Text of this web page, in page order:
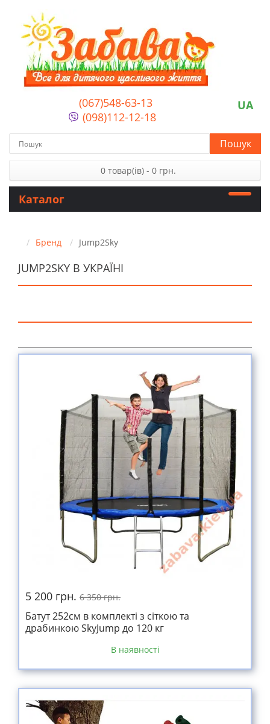
(067)548-63-13
(098)112-12-18
UA
Пошук
0 товар(ів) - 0 грн.
Каталог
Бренд Jump2Sky
JUMP2SKY В УКРАЇНІ
5 200 грн. 6 350 грн.
Батут 252см в комплекті з сіткою та
драбинкою SkyJump до 120 кг
В наявності